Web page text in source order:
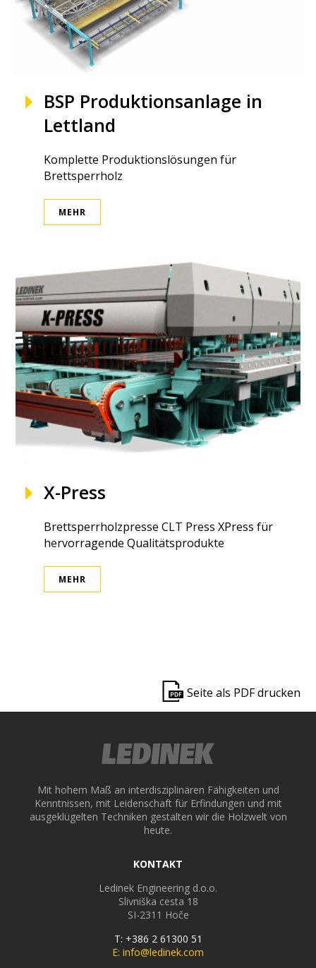
BSP Produktionsanlage in
Lettland
Komplette Produktionslösungen für
Brettsperrholz
MEHR
X-Press
Brettsperrholzpresse CLT Press XPress für
hervorragende Qualitätsprodukte
MEHR
Seite als PDF drucken
Mit hohem Maß an interdisziplinären Fähigkeiten und
Kenntnissen, mit Leidenschaft für Erfindungen und mit
ausgeklügelten Techniken gestalten wir die Holzwelt von
heute.
KONTAKT
Ledinek Engineering d.o.o.
Slivniška cesta 18
SI-2311 Hoče
T: +386 2 61300 51
E: info@ledinek.com